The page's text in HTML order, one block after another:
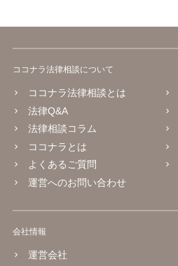
ココナラ法律相談について
ココナラ法律相談とは
法律Q&A
法律相談コラム
ココナラとは
よくあるご質問
運営へのお問い合わせ
会社情報
運営会社